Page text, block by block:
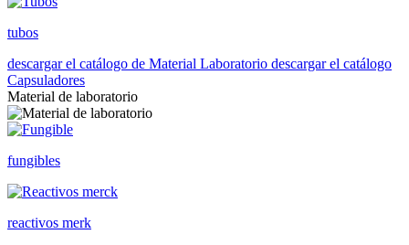
tubos
descargar el catálogo de Material Laboratorio descargar el catálogo
Capsuladores
Material de laboratorio
fungibles
reactivos merk